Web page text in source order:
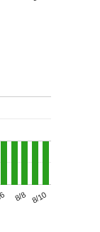
8/8 8/10